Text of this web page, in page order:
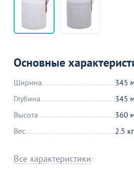
Основные
Ширина
345
Глубина
345
Высота
360
Вес
2.5 кг
Все характеристики